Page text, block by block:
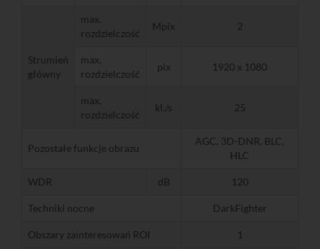
Strumień
główny
max.
rozdzielczość
Mpix 2
max.
rozdzielczość
pix 1920 x 1080
max.
rozdzielczość
kl./s 25
Pozostałe funkcje obrazu
AGC, 3D-DNR, BLC,
HLC
WDR dB 120
Techniki nocne DarkFighter
Obszary zainteresowań ROI 1